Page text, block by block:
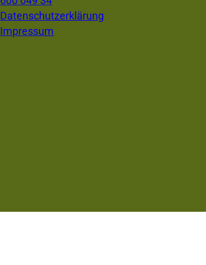
Datenschutzerklärung
Impressum